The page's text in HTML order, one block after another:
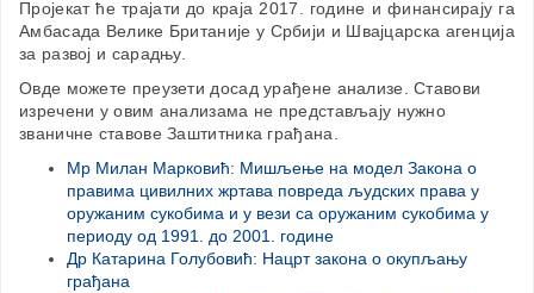
Пројекат ће трајати до краја 2017. године и финансирају га
Амбасада Велике Британије у Србији и Швајцарска агенција
за развој и сарадњу.
Овде можете преузети досад урађене анализе. Ставови
изречени у овим анализама не представљају нужно
званичне ставове Заштитника грађана.
Мр Милан Марковић: Мишљење на модел Закона о
правима цивилних жртава повреда људских права у
оружаним сукобима и у вези са оружаним сукобима у
периоду од 1991. до 2001. године
Др Катарина Голубовић: Нацрт закона о окупљању
грађана